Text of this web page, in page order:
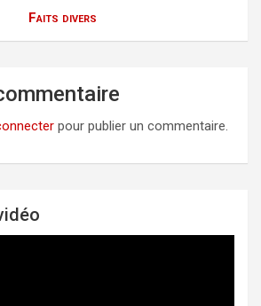
Faits divers
pour publier un commentaire.